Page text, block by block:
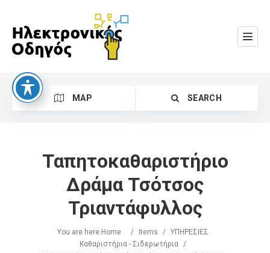
MAP SEARCH
Search
Ταπητοκαθαριστήριο
Δράμα Τσότσος
Τριαντάφυλλος
You are here: Home / Items /
ΥΠΗΡΕΣΙΕΣ
Καθαριστήρια - Σιδερωτήρια
/